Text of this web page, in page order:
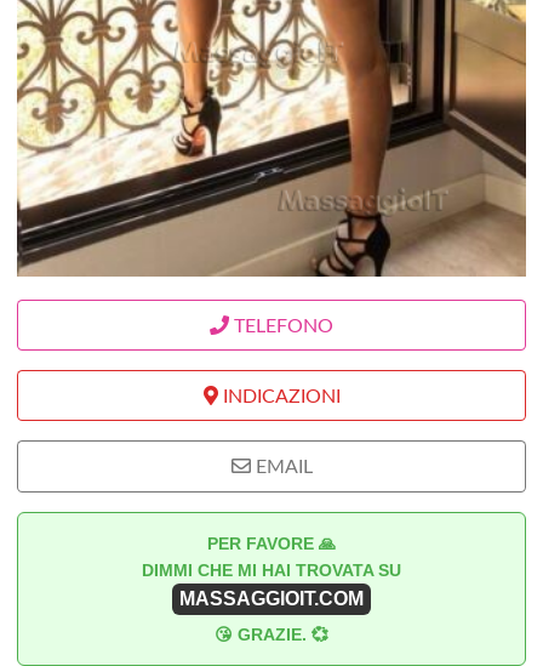
TELEFONO
INDICAZIONI
EMAIL
PER FAVORE 🙏
DIMMI CHE MI HAI TROVATA SU
MASSAGGIOIT.COM
😘 GRAZIE. 💞